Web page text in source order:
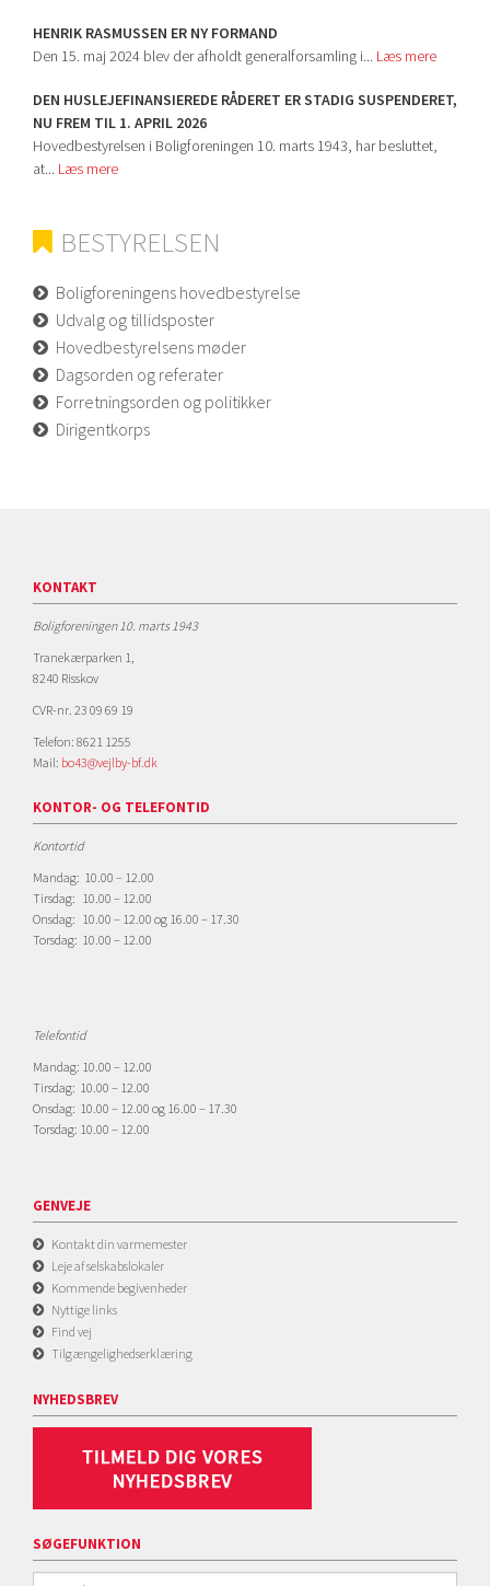
HENRIK RASMUSSEN ER NY FORMAND
Den 15. maj 2024 blev der afholdt generalforsamling i... Læs mere
DEN HUSLEJEFINANSIEREDE RÅDERET ER STADIG SUSPENDERET,
NU FREM TIL 1. APRIL 2026
Hovedbestyrelsen i Boligforeningen 10. marts 1943, har besluttet,
at... Læs mere
BESTYRELSEN
Boligforeningens hovedbestyrelse
Udvalg og tillidsposter
Hovedbestyrelsens møder
Dagsorden og referater
Forretningsorden og politikker
Dirigentkorps
KONTAKT
Boligforeningen 10. marts 1943
Tranekærparken 1,
8240 Risskov
CVR-nr. 23 09 69 19
Telefon: 8621 1255
Mail: bo43@vejlby-bf.dk
KONTOR- OG TELEFONTID
Kontortid
Mandag: 10.00 – 12.00
Tirsdag: 10.00 – 12.00
Onsdag: 10.00 – 12.00 og 16.00 – 17.30
Torsdag: 10.00 – 12.00
Telefontid
Mandag: 10.00 – 12.00
Tirsdag: 10.00 – 12.00
Onsdag: 10.00 – 12.00 og 16.00 – 17.30
Torsdag: 10.00 – 12.00
GENVEJE
Kontakt din varmemester
Leje af selskabslokaler
Kommende begivenheder
Nyttige links
Find vej
Tilgængelighedserklæring
NYHEDSBREV
SØGEFUNKTION